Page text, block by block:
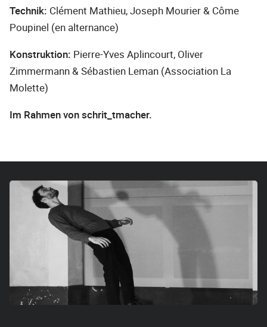
Technik: Clément Mathieu, Joseph Mourier & Côme
Poupinel (en alternance)
Konstruktion: Pierre-Yves Aplincourt, Oliver
Zimmermann & Sébastien Leman (Association La
Molette)
Im Rahmen von schrit_tmacher.